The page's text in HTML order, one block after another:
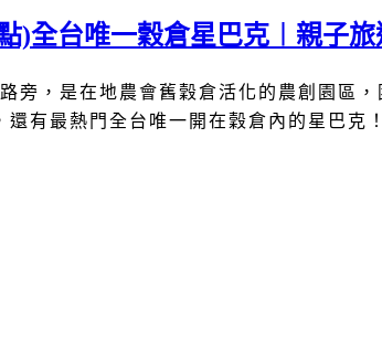
)全台唯一穀倉星巴克︱親子旅
旁，是在地農會舊穀倉活化的農創園區，
有最熱門全台唯一開在穀倉內的星巴克！